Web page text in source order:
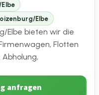
Elbe
Elbe bieten wir die
Flotten
anfragen